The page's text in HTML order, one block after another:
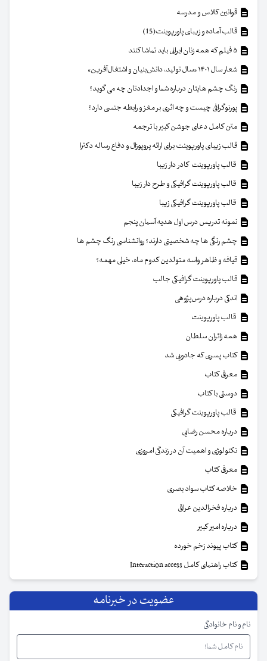
قوانین کلاس و مدرسه
قالب آماده و زیبای پاورپوینت(15)
شعار سال ۱۴۰۱ «سال تولید، دانش‌بنیان و اشتغال‌آفرین»
رنگ چشم هایتان درباره شما و اجدادتان چه می گوید؟
پورنوگرافی چیست و چه اثری بر مغز و رابطه جنسی دارد؟
متن کامل دعای جوشن کبیر با ترجمه
قالب زیبای پاورپوینت برای ارائه پروپوزال و دفاع رساله دکترا
قالب پاورپوینت کادر دار زیبا
قالب پاورپوینت گرافیکی و طرح دار زیبا
قالب پاورپوینت گرافیکی زیبا
نمونه تدریس درس اول هدیه آسمان پنجم
چشم رنگی ها چه شخصیتی دارند؟ روانشناسی رنگ چشم ها
قیافه و ظاهر واسه متولدین کدوم ماه، خیلی مهمه؟
قالب پاورپوینت گرافیکی جالب
اندکی درباره درس‌پژوهی
قالب پاورپوینت
همه زائران سلطان
کتاب پسری که جادویی شد
معرفی کتاب
دوستی با کتاب
قالب پاورپوینت گرافیکی
درباره محسن رضایی
تکنولوژی و اهمیت آن در زندگی امروزی
معرفی کتاب
خلاصه کتاب سواد بصری
درباره فخرالدین عراقی
درباره امیر کبیر
کتاب پیوند زخم خورده
کتاب راهنمای کامل Interaction access
عضویت در خبرنامه
نام و نام خانوادگی